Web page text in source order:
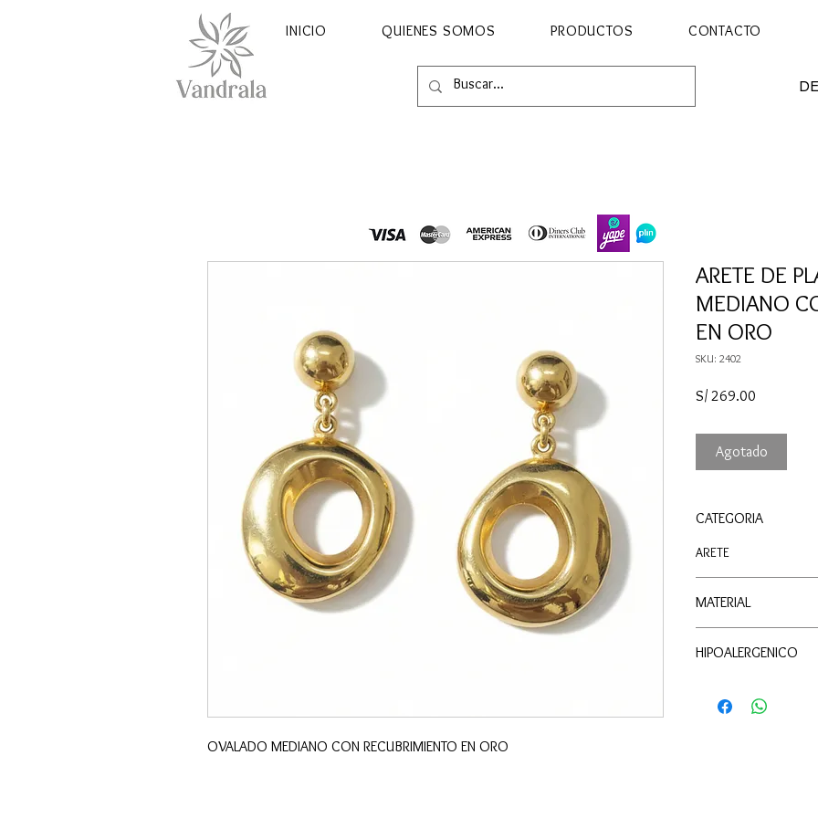
INICIO QUIENES SOMOS PRODUCTOS CONTACTO
OVALADO MEDIANO CON RECUBRIMIENTO EN ORO
ARETE DE
MEDIANO
EN ORO
SKU: 2402
S/ 269.00
Agotado
CATEGORIA
ARETE
MATERIAL
HIPOALERGENICO